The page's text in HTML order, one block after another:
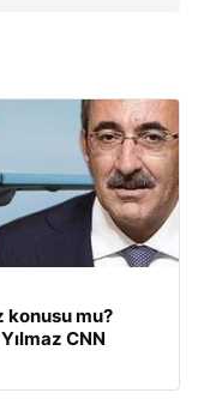
konusu mu?
CNN